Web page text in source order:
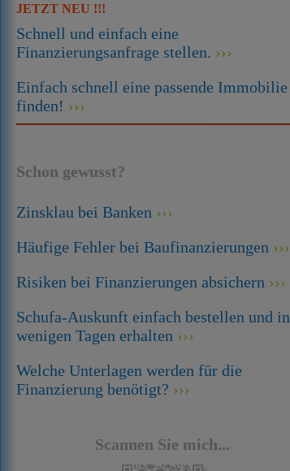
JETZT NEU !!!
Schnell und einfach eine
Finanzierungsanfrage stellen.
Einfach schnell eine passende Immobilie
finden!
Schon gewusst?
Zinsklau bei Banken
Häufige Fehler bei Baufinanzierungen
Risiken bei Finanzierungen absichern
Schufa-Auskunft einfach bestellen und in
wenigen Tagen erhalten
Welche Unterlagen werden für die
Finanzierung benötigt?
Scannen Sie mich...